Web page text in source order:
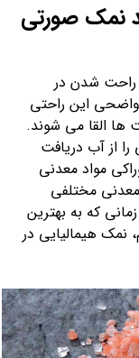
نمک صورتی
شدن در
این راحتی
ها القا می شوند.
از آب دریافت
مواد معدنی
مختلفی
که به بهترین
هیمالیایی در